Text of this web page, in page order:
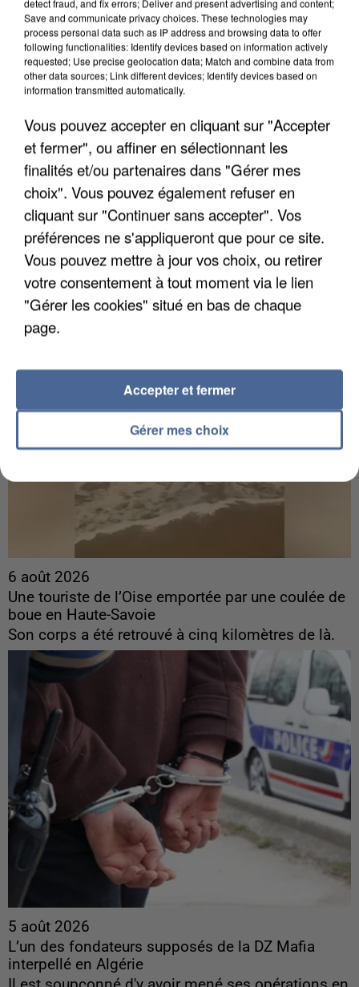
6 août 2026
Gabriel Attal et Raphaël Glucksmann visés par des
ingérences...
Sollicité, Sébastien Lecornu annonce un "travail
commun" avec les partis à la rentrée.
6 août 2026
Une touriste de l’Oise emportée par une coulée de
boue en Haute-Savoie
Son corps a été retrouvé à cinq kilomètres de là.
5 août 2026
L’un des fondateurs supposés de la DZ Mafia
interpellé en Algérie
detect fraud, and fix errors; Deliver and present advertising and content;
Save and communicate privacy choices. These technologies may
process personal data such as IP address and browsing data to offer
following functionalities: Identify devices based on information actively
requested; Use precise geolocation data; Match and combine data from
other data sources; Link different devices; Identify devices based on
information transmitted automatically.
Vous pouvez accepter en cliquant sur "Accepter
et fermer", ou affiner en sélectionnant les
finalités et/ou partenaires dans "Gérer mes
choix". Vous pouvez également refuser en
cliquant sur "Continuer sans accepter". Vos
préférences ne s'appliqueront que pour ce site.
Vous pouvez mettre à jour vos choix, ou retirer
votre consentement à tout moment via le lien
"Gérer les cookies" situé en bas de chaque
page.
Gérer mes choix
Accepter et fermer